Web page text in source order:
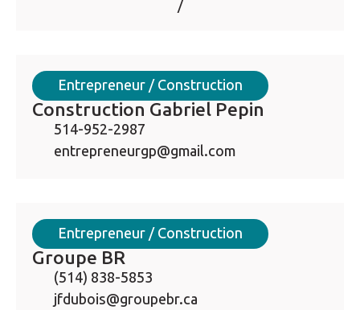
/
Entrepreneur / Construction
Construction Gabriel Pepin
514-952-2987
entrepreneurgp@gmail.com
Entrepreneur / Construction
Groupe BR
(514) 838-5853
jfdubois@groupebr.ca